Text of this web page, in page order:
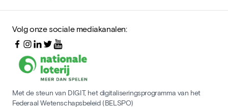
Volg onze sociale mediakanalen:
Met de steun van DIGIT, het digitaliseringsprogramma van het
Federaal Wetenschapsbeleid (BELSPO)